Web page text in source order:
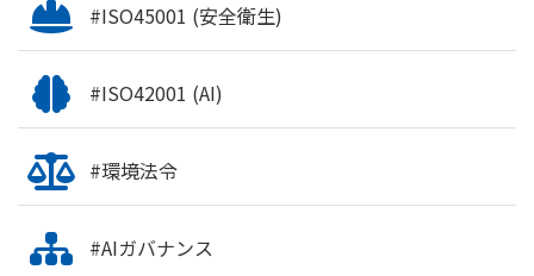
#ISO45001 (安全衛生)
#ISO42001 (AI)
#環境法令
#AIガバナンス